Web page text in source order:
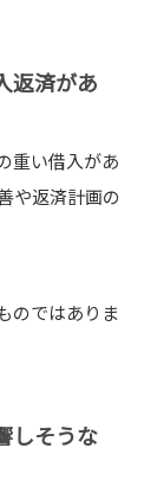
返済があ
重い借入があ
や返済計画の
のではありま
しそうな